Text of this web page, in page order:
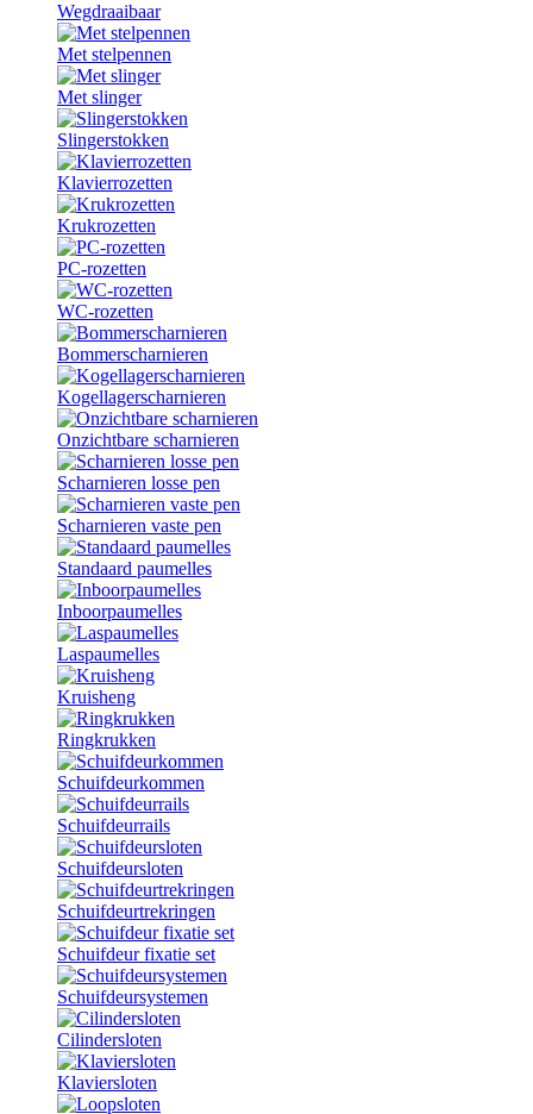
Wegdraaibaar
Met stelpennen
Met slinger
Slingerstokken
Klavierrozetten
Krukrozetten
PC-rozetten
WC-rozetten
Bommerscharnieren
Kogellagerscharnieren
Onzichtbare scharnieren
Scharnieren losse pen
Scharnieren vaste pen
Standaard paumelles
Inboorpaumelles
Laspaumelles
Kruisheng
Ringkrukken
Schuifdeurkommen
Schuifdeurrails
Schuifdeursloten
Schuifdeurtrekringen
Schuifdeur fixatie set
Schuifdeursystemen
Cilindersloten
Klaviersloten